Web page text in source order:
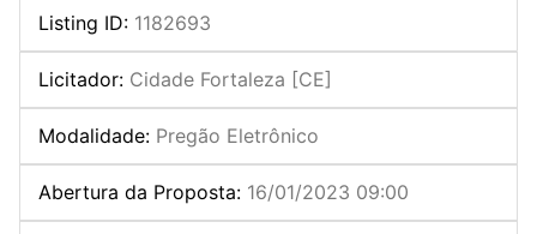
Listing ID: 1182693
Licitador: Cidade Fortaleza [CE]
Modalidade: Pregão Eletrônico
Abertura da Proposta: 16/01/2023 09:00